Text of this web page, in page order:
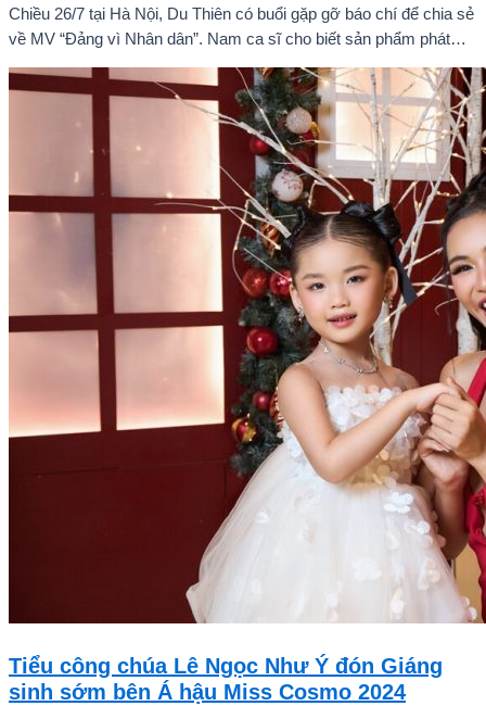
Chiều 26/7 tại Hà Nội, Du Thiên có buổi gặp gỡ báo chí để chia sẻ
về MV “Đảng vì Nhân dân”. Nam ca sĩ cho biết sản phẩm phát
hành ngày 22/7 chỉ là điểm khởi đầu cho một chuỗi dự án âm
nhạc sẽ được thực hiện theo từng giai đoạn, thay vì dừng lại ở
Tiểu công chúa Lê Ngọc Như Ý đón Giáng
sinh sớm bên Á hậu Miss Cosmo 2024